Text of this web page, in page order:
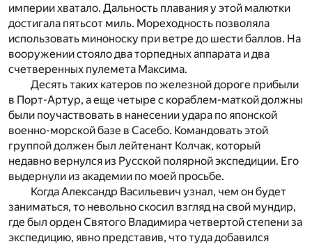
империи хватало. Дальность плавания у этой малютки
достигала пятьсот миль. Мореходность позволяла
использовать миноноску при ветре до шести баллов. На
вооружении стояло два торпедных аппарата и два
счетверенных пулемета Максима.
Десять таких катеров по железной дороге прибыли
в Порт-Артур, а еще четыре с кораблем-маткой должны
были поучаствовать в нанесении удара по японской
военно-морской базе в Сасебо. Командовать этой
группой должен был лейтенант Колчак, который
недавно вернулся из Русской полярной экспедиции. Его
выдернули из академии по моей просьбе.
Когда Александр Васильевич узнал, чем он будет
заниматься, то невольно скосил взгляд на свой мундир,
где был орден Святого Владимира четвертой степени за
экспедицию, явно представив, что туда добавился